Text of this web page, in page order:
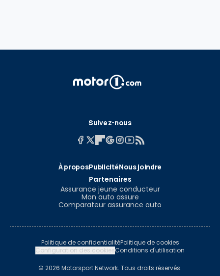
Suivez-nous
À proposPublicitéNous joindre
Partenaires
Assurance jeune conducteur
Mon auto assure
Comparateur assurance auto
Politique de confidentialitéPolitique de cookies
Configuration des cookiesConditions d'utilisation
© 2026 Motorsport Network. Tous droits réservés.